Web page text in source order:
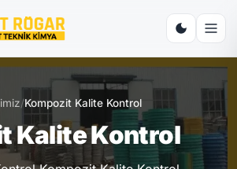
/Kompozit Kalite Kontrol
Kalite Kontrol